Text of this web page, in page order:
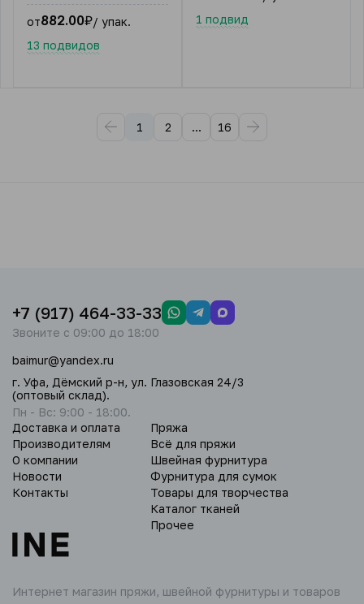
от882.00₽/ упак.
13 подвидов
1 подвид
1 2 ... 16
Интернет магазин пряжи, швейной фурнитуры и товаров
Доставка и оплата
Производителям
О компании
Новости
Контакты
Пряжа
Всё для пряжи
Швейная фурнитура
Фурнитура для сумок
Товары для творчества
Каталог тканей
Прочее
+7 (917) 464-33-33
Звоните с 09:00 до 18:00
baimur@yandex.ru
г. Уфа, Дёмский р-н, ул. Глазовская 24/3
(оптовый склад).
Пн - Вс: 9:00 - 18:00.